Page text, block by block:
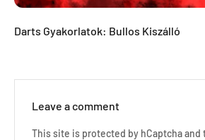
Darts Gyakorlatok: Bullos Kiszálló
Leave a comment
This site is protected by hCaptcha and